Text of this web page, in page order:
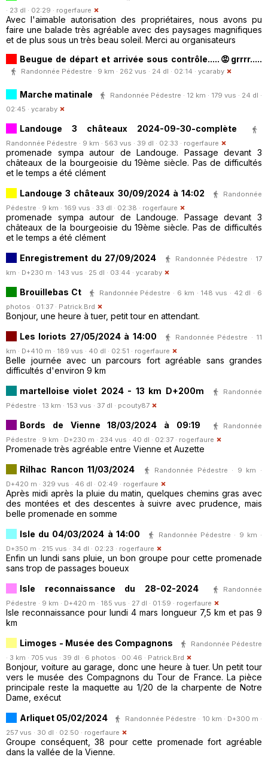
· 23 dl · 02:29 · rogerfaure
Avec l'aimable autorisation des propriétaires, nous avons pu
faire une balade très agréable avec des paysages magnifiques
et de plus sous un très beau soleil. Merci au organisateurs
Beugue de départ et arrivée sous contrôle.....😡grrrr.....
Randonnée Pédestre · 9 km · 262 vus · 24 dl · 02:14 · ycaraby
Marche matinale
Randonnée Pédestre · 12 km · 179 vus · 24 dl ·
02:45 · ycaraby
Landouge 3 châteaux 2024-09-30-complète
Randonnée Pédestre · 9 km · 563 vus · 39 dl · 02:33 · rogerfaure
promenade sympa autour de Landouge. Passage devant 3
châteaux de la bourgeoisie du 19ème siècle. Pas de difficultés
et le temps a été clément
Landouge 3 châteaux 30/09/2024 à 14:02
Randonnée
Pédestre · 9 km · 169 vus · 33 dl · 02:38 · rogerfaure
promenade sympa autour de Landouge. Passage devant 3
châteaux de la bourgeoisie du 19ème siècle. Pas de difficultés
et le temps a été clément
Enregistrement du 27/09/2024
Randonnée Pédestre · 17
km · D+230 m · 143 vus · 25 dl · 03:44 · ycaraby
Brouillebas Ct
Randonnée Pédestre · 6 km · 148 vus · 42 dl · 6
photos · 01:37 · Patrick.Brd
Bonjour, une heure à tuer, petit tour en attendant.
Les loriots 27/05/2024 à 14:00
Randonnée Pédestre · 11
km · D+410 m · 189 vus · 40 dl · 02:51 · rogerfaure
Belle journée avec un parcours fort agréable sans grandes
difficultés d'environ 9 km
martelloise violet 2024 - 13 km D+200m
Randonnée
Pédestre · 13 km · 153 vus · 37 dl · pcouty87
Bords de Vienne 18/03/2024 à 09:19
Randonnée
Pédestre · 9 km · D+230 m · 234 vus · 40 dl · 02:37 · rogerfaure
Promenade très agréable entre Vienne et Auzette
Rilhac Rancon 11/03/2024
Randonnée Pédestre · 9 km ·
D+420 m · 329 vus · 46 dl · 02:49 · rogerfaure
Après midi après la pluie du matin, quelques chemins gras avec
des montées et des descentes à suivre avec prudence, mais
belle promenade en somme
Isle du 04/03/2024 à 14:00
Randonnée Pédestre · 9 km ·
D+350 m · 215 vus · 34 dl · 02:23 · rogerfaure
Enfin un lundi sans pluie, un bon groupe pour cette promenade
sans trop de passages boueux
Isle reconnaissance du 28-02-2024
Randonnée
Pédestre · 9 km · D+420 m · 185 vus · 27 dl · 01:59 · rogerfaure
Isle reconnaissance pour lundi 4 mars longueur 7,5 km et pas 9
km
Limoges - Musée des Compagnons
Randonnée Pédestre
· 3 km · 705 vus · 39 dl · 6 photos · 00:46 · Patrick.Brd
Bonjour, voiture au garage, donc une heure à tuer. Un petit tour
vers le musée des Compagnons du Tour de France. La pièce
principale reste la maquette au 1/20 de la charpente de Notre
Dame, exécut
Arliquet 05/02/2024
Randonnée Pédestre · 10 km · D+300 m ·
257 vus · 30 dl · 02:50 · rogerfaure
Groupe conséquent, 38 pour cette promenade fort agréable
dans la vallée de la Vienne.